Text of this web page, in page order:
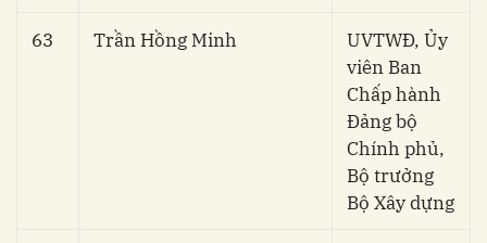
63 Trần Hồng Minh
UVTWĐ, Ủy
viên Ban
Chấp hành
Đảng bộ
Chính phủ,
Bộ trưởng
Bộ Xây dựng